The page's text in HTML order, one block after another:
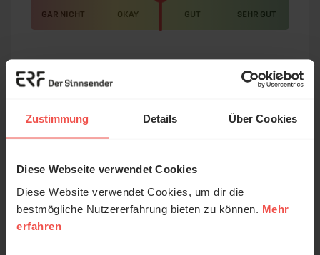
Zustimmung Details Über Cookies
Diese Webseite verwendet Cookies
Diese Website verwendet Cookies, um dir die
bestmögliche Nutzererfahrung bieten zu können. Mehr
erfahren
GAR NICHT OKAY GUT SEHR GUT
statt
Fakten
Lennox schreibt leicht verständlich und
unterhaltsam. Wer vom Mathematiker erwartet,